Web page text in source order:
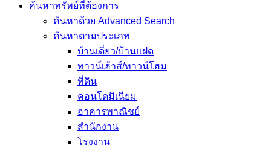
ค้นหาทรัพย์ที่ต้องการ
ค้นหาด้วย Advanced Search
ค้นหาตามประเภท
บ้านเดี่ยว/บ้านแฝด
ทาวน์เฮ้าส์/ทาวน์โฮม
ที่ดิน
คอนโดมิเนียม
อาคารพาณิชย์
สำนักงาน
โรงงาน